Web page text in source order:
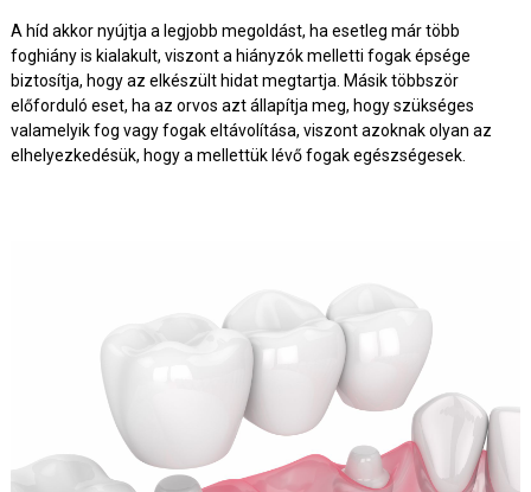
A híd akkor nyújtja a legjobb megoldást, ha esetleg már több
foghiány is kialakult, viszont a hiányzók melletti fogak épsége
biztosítja, hogy az elkészült hidat megtartja. Másik többször
előforduló eset, ha az orvos azt állapítja meg, hogy szükséges
valamelyik fog vagy fogak eltávolítása, viszont azoknak olyan az
elhelyezkedésük, hogy a mellettük lévő fogak egészségesek.